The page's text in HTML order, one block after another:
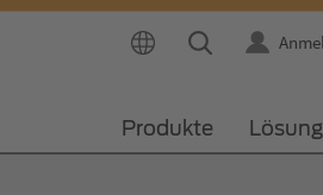
Produkte